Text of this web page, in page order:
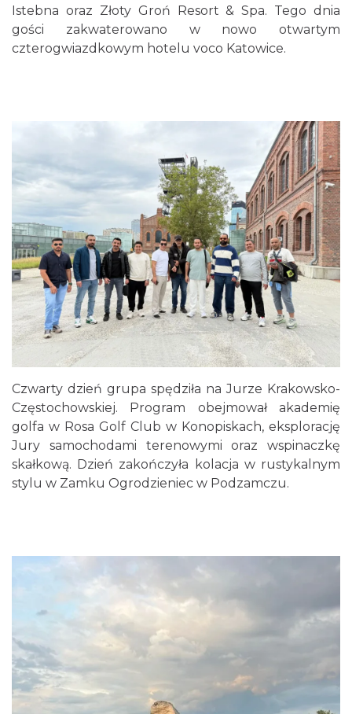
Istebna oraz Złoty Groń Resort & Spa. Tego dnia
gości zakwaterowano w nowo otwartym
czterogwiazdkowym hotelu voco Katowice.
Czwarty dzień grupa spędziła na Jurze Krakowsko-
Częstochowskiej. Program obejmował akademię
golfa w Rosa Golf Club w Konopiskach, eksplorację
Jury samochodami terenowymi oraz wspinaczkę
skałkową. Dzień zakończyła kolacja w rustykalnym
stylu w Zamku Ogrodzieniec w Podzamczu.